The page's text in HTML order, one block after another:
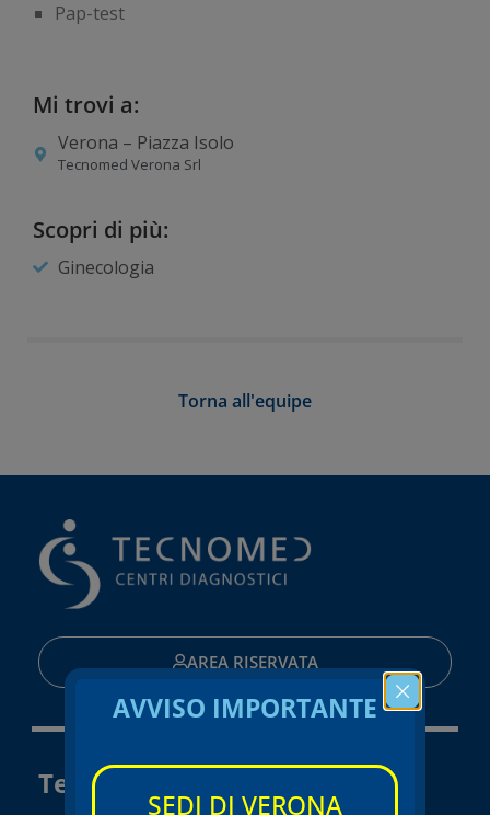
Pap-test
Mi trovi a:
Verona – Piazza Isolo
Tecnomed Verona Srl
Scopri di più:
Ginecologia
Torna all'equipe
AREA RISERVATA
Tecnomed Verona Srl
AVVISO IMPORTANTE
SEDI DI VERONA